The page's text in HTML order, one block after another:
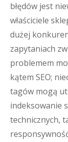
błędów jest
właściciele
dużej
zapytaniach
problemem
kątem SEO;
tagów mogą
indeksowanie
technicznych,